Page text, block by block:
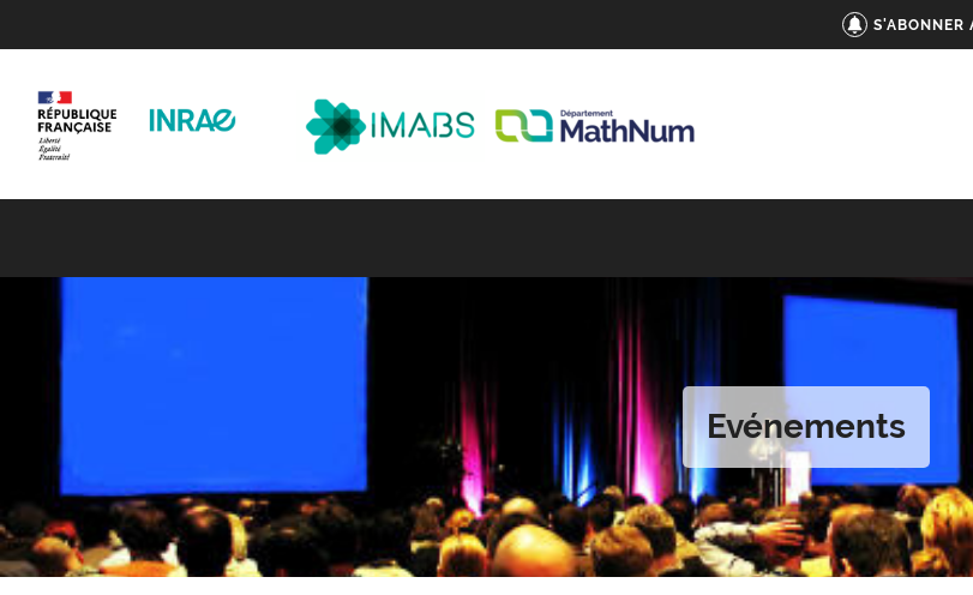
S'ABONNER
Evénements